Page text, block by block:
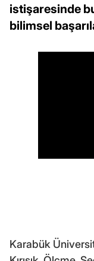
istişaresinde
bilimsel
Karabük